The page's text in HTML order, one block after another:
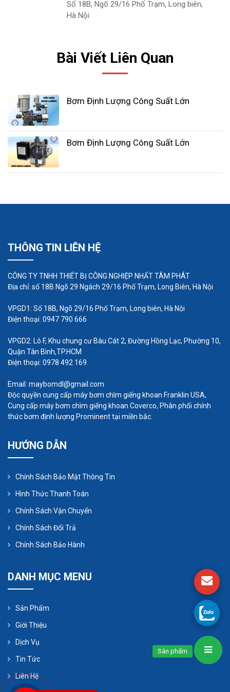
dòng chảy hơn là thành bên. Theo thời gian, một
số sản phẩm nhất định, đặc biệt là axit và chất oxy
nếu thải ra ngay mép dòng.
Hệ thống điều khiển. Đôi khi có một hệ thống điều
khiển được lắp đặt để đảm bảo bơm định lượng
chính xác và bật và tắt vào những thời điểm cụ
hoặc công tắc dòng chảy đến một SCADA đầy đủ
hoặc hệ thống điều khiển trung tâm tương tự với
tương tự và thay đổi để tăng và giảm mức đang
được định lượng. Nó cũng có thể được tích hợp
vào một hệ thống hoạt động phức tạp.
Làm thế nào để bạn thiết lập
máy bơm định lượng?
Số 18B, Ngõ 29/16 Phố Trạm, Long biên,
Hà Nội
Bài Viết Liên Quan
Bơm Định Lượng Công Suất Lớn
Bơm Định Lượng Công Suất Lớn
THÔNG TIN LIÊN HỆ
CÔNG TY TNHH THIẾT BỊ CÔNG NGHIỆP NHẤT TÂM PHÁT
Địa chỉ: số 18B Ngõ 29 Ngách 29/16 Phố Trạm, Long Biên, Hà Nội
VPGD1: Số 18B, Ngõ 29/16 Phố Trạm, Long biên, Hà Nội
Điện thoại: 0947 790 666
VPGD2: Lô F, Khu chung cư Bàu Cát 2, Đường Hồng Lạc, Phường 10,
Quận Tân Bình,TP.HCM
Điện thoại: 0978 492 169
Email: maybomdl@gmail.com
Độc quyền cung cấp máy bơm chìm giếng khoan Franklin USA,
Cung cấp máy bơm chìm giếng khoan Coverco, Phân phối chính
thức bơm định lượng Prominent tại miền bắc.
HƯỚNG DẪN
Chính Sách Bảo Mật Thông Tin
Hình Thức Thanh Toán
Chính Sách Vận Chuyển
Chính Sách Đổi Trả
Chính Sách Bảo Hành
DANH MỤC MENU
Sản Phẩm
Giới Thiệu
Dịch Vụ
Tin Tức
Liên Hệ
Sản phẩm